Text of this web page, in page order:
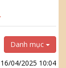
Danh mục
16/04/2025 10:04